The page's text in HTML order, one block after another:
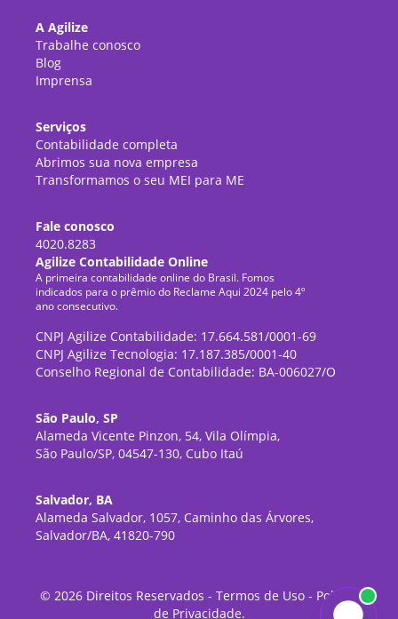
A Agilize
Trabalhe conosco
Blog
Imprensa
Serviços
Contabilidade completa
Abrimos sua nova empresa
Transformamos o seu MEI para ME
Fale conosco
4020.8283
Agilize Contabilidade Online
A primeira contabilidade online do Brasil. Fomos
indicados para o prêmio do Reclame Aqui 2024 pelo 4º
ano consecutivo.
CNPJ Agilize Contabilidade: 17.664.581/0001-69
CNPJ Agilize Tecnologia: 17.187.385/0001-40
Conselho Regional de Contabilidade: BA-006027/O
São Paulo, SP
Alameda Vicente Pinzon, 54, Vila Olímpia,
São Paulo/SP, 04547-130, Cubo Itaú
Salvador, BA
Alameda Salvador, 1057, Caminho das Árvores,
Salvador/BA, 41820-790
© 2026Direitos Reservados - Termos de Uso- Política
de Privacidade.